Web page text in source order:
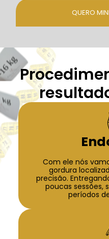
QUERO
Com ele nós
gordura
precisão.
poucas sessões,
períodos